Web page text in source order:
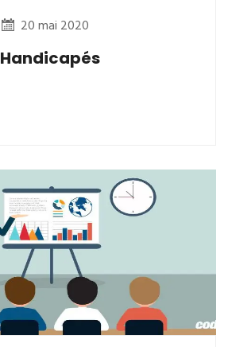
20 mai 2020
Handicapés